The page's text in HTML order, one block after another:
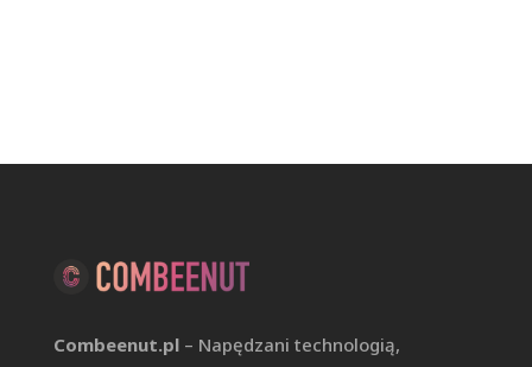
Combeenut.pl– Napędzani technologią,